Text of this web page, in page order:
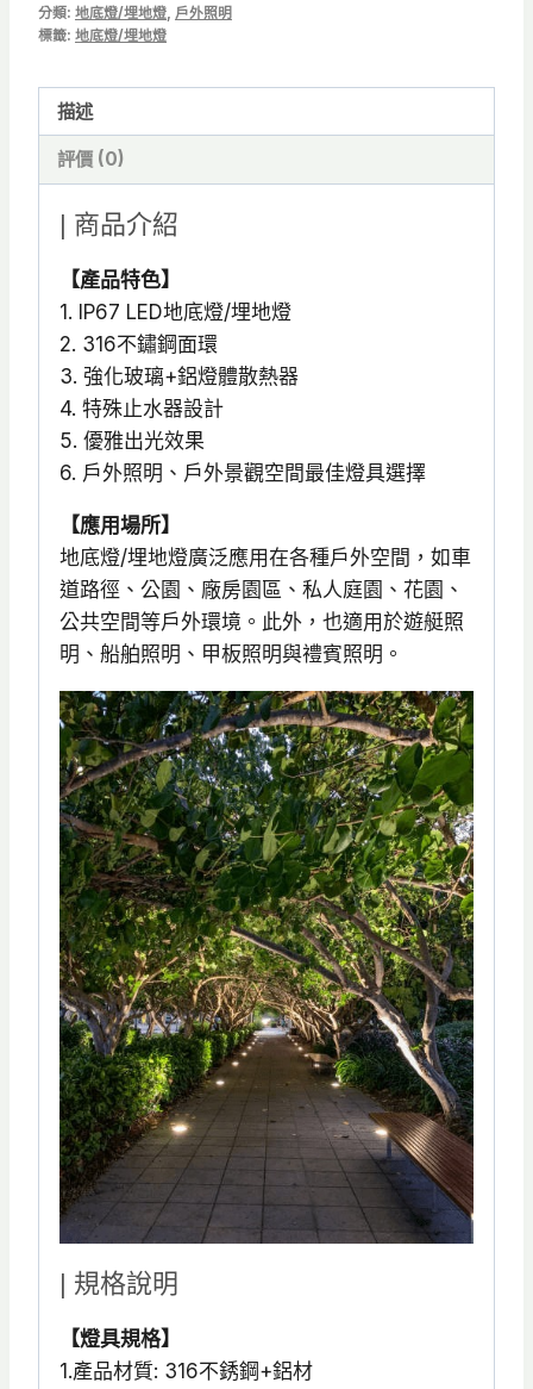
|
底
燈/
埋
地
燈
316
不
鏽
鋼
IP67
數
量
分類: 地底燈/埋地燈, 戶外照明
標籤: 地底燈/埋地燈
描述
評價 (0)
| 商品介紹
【產品特色】
1. IP67 LED地底燈/埋地燈
2. 316不鏽鋼面環
3. 強化玻璃+鋁燈體散熱器
4. 特殊止水器設計
5. 優雅出光效果
6. 戶外照明、戶外景觀空間最佳燈具選擇
【應用場所】
地底燈/埋地燈廣泛應用在各種戶外空間，如車
道路徑、公園、廠房園區、私人庭園、花園、
公共空間等戶外環境。此外，也適用於遊艇照
明、船舶照明、甲板照明與禮賓照明。
| 規格說明
【燈具規格】
1.產品材質: 316不銹鋼+鋁材